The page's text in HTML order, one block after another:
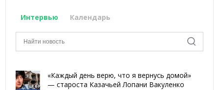
Интервью Календарь
«Каждый день верю, что я вернусь домой»
— староста Казачьей Лопани Вакуленко